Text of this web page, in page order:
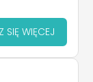
SIĘ WIĘCEJ